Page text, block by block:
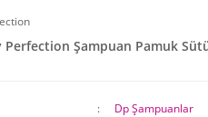
Perfection Şampuan Pamuk
Dp Şampuanlar